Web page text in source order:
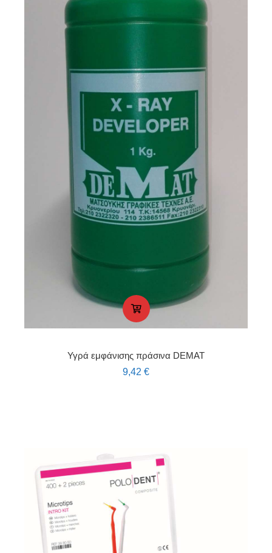
Υγρά εμφάνισης πράσινα DEMAT
9,42 €